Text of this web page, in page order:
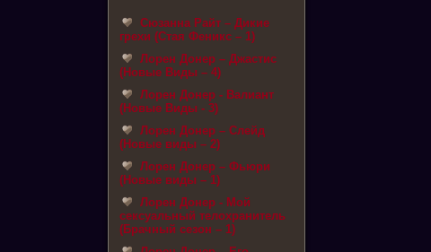
Сюзанна Райт – Дикие
грехи (Стая Феникс – 1)
Лорен Донер – Джастис
(Новые Виды – 4)
Лорен Донер - Валиант
(Новые Виды - 3)
Лорен Донер – Слейд
(Новые виды – 2)
Лорен Донер – Фьюри
(Новые виды – 1)
Лорен Донер - Мой
сексуальный телохранитель
(Брачный сезон – 1)